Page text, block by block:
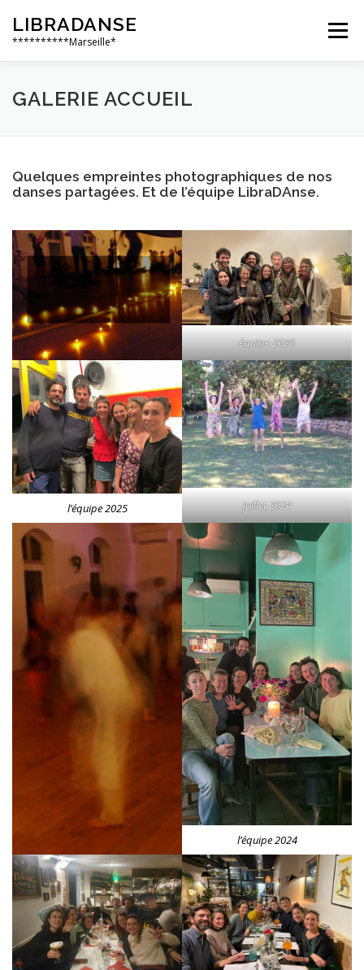
contenu
LIBRADANSE
**********Marseille*
Menu
QUI SOMMES NOUS LES DANSES LIBRES
GALERIE ACCUEIL
Quelques empreintes photographiques de nos
danses partagées. Et de l’équipe LibraDAnse.
équipe 2026
l’équipe 2025 juillet 2024
l’équipe 2024